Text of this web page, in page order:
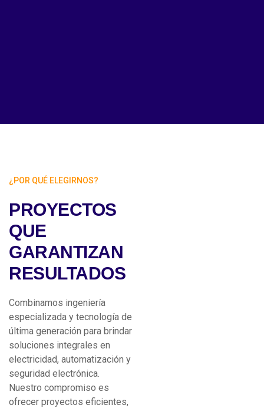
¿POR QUÉ ELEGIRNOS?
PROYECTOS
QUE
GARANTIZAN
RESULTADOS
Combinamos ingeniería
especializada y tecnología de
última generación para brindar
soluciones integrales en
electricidad, automatización y
seguridad electrónica.
Nuestro compromiso es
ofrecer proyectos eficientes,